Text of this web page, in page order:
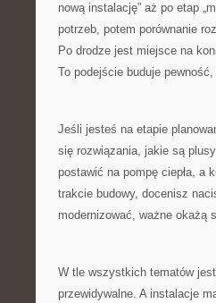
nową instalację” aż po etap
potrzeb, potem porównanie
Po drodze jest miejsce na
To podejście buduje
Jeśli jesteś na etapie
się rozwiązania, jakie są
postawić na pompę ciepła, a
trakcie budowy, docenisz
modernizować, ważne okażą
W tle wszystkich tematów
przewidywalne. A instalacje